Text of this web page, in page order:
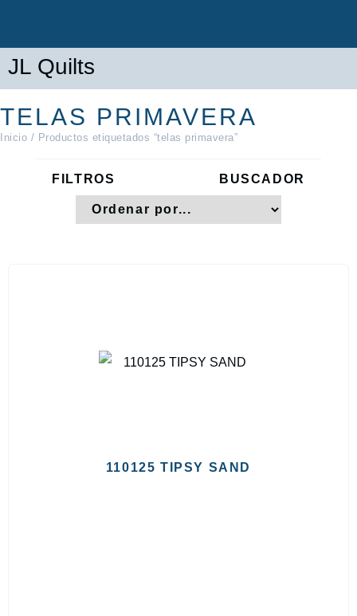
JL Quilts
TELAS PRIMAVERA
Inicio / Productos etiquetados “telas primavera”
FILTROS BUSCADOR
110125 TIPSY SAND